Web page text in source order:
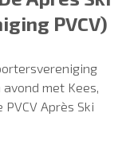
PVCV)
met Kees,
Après Ski